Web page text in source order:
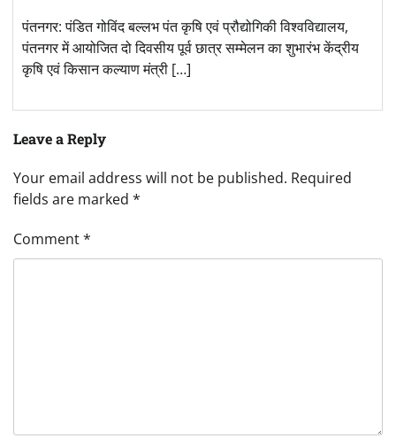
पंतनगर: पंडित गोविंद बल्लभ पंत कृषि एवं प्रौद्योगिकी विश्वविद्यालय,
पंतनगर में आयोजित दो दिवसीय पूर्व छात्र सम्मेलन का शुभारंभ केंद्रीय
कृषि एवं किसान कल्याण मंत्री […]
Leave a Reply
Your email address will not be published. Required
fields are marked *
Comment*